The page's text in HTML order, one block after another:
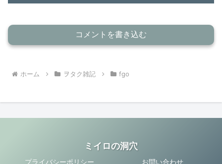
コメントを書き込む
ホーム ヲタク雑記 fgo
ミイロの洞穴
プライバシーポリシー お問い合わせ